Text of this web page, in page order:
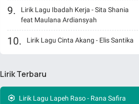
Lirik Lagu Ibadah Kerja - Sita Shania
feat Maulana Ardiansyah
Lirik Lagu Cinta Akang - Elis Santika
Lirik Terbaru
Lirik Lagu Lapeh Raso - Rana Safira